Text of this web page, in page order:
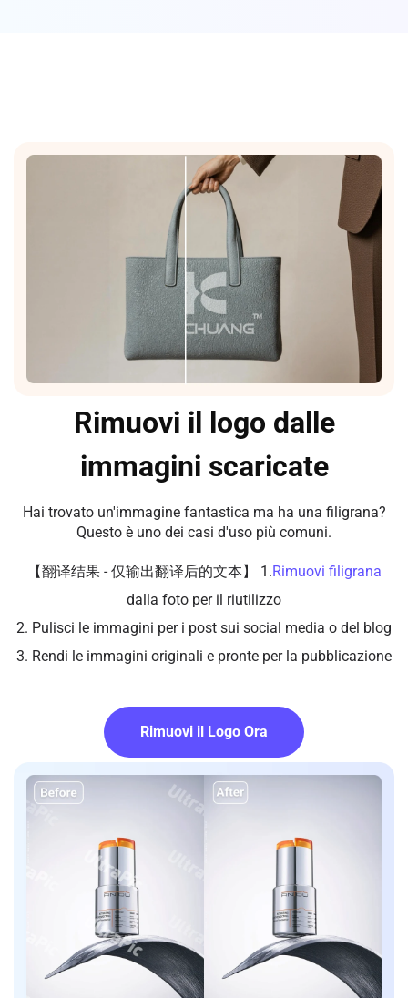
Rimuovi il logo dalle
immagini scaricate
Hai trovato un'immagine fantastica ma ha una filigrana?
Questo è uno dei casi d'uso più comuni.
【翻译结果 - 仅输出翻译后的文本】 1.Rimuovi filigrana
dalla foto per il riutilizzo
2. Pulisci le immagini per i post sui social media o del blog
3. Rendi le immagini originali e pronte per la pubblicazione
Rimuovi il Logo Ora